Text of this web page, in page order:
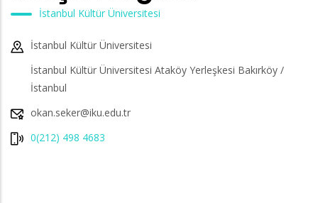
İstanbul Kültür Üniversitesi
İstanbul Kültür Üniversitesi
İstanbul Kültür Üniversitesi Ataköy Yerleşkesi Bakırköy /
İstanbul
okan.seker@iku.edu.tr
0(212) 498 4683